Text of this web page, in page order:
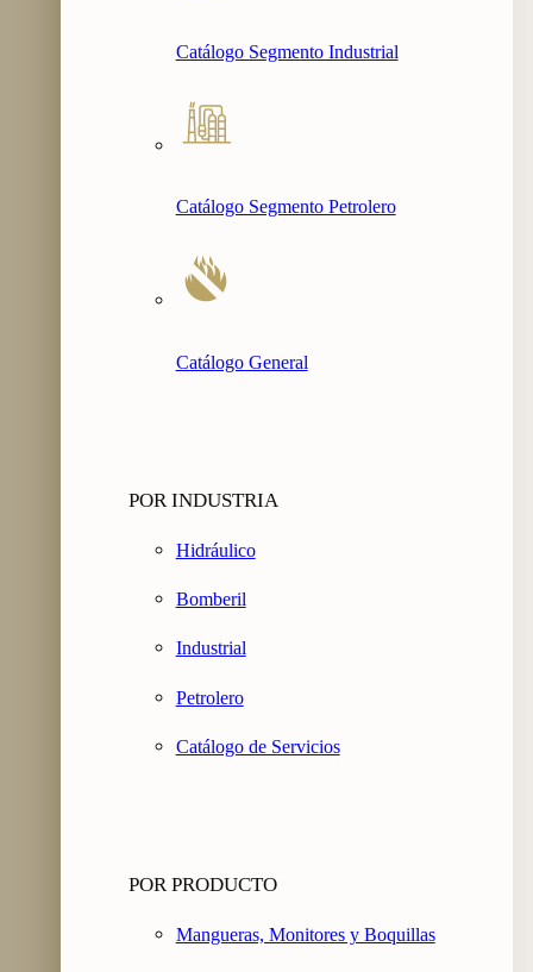
Catálogo Segmento Industrial
Catálogo Segmento Petrolero
Catálogo General
POR INDUSTRIA
Hidráulico
Bomberil
Industrial
Petrolero
Catálogo de Servicios
POR PRODUCTO
Mangueras, Monitores y Boquillas